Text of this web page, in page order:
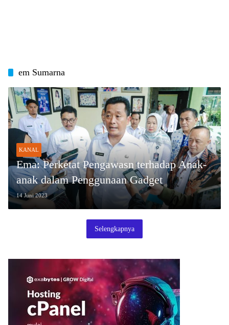
em Sumarna
KANAL
Ema: Perketat Pengawasn terhadap Anak-
anak dalam Penggunaan Gadget
14 Juni 2023
Selengkapnya